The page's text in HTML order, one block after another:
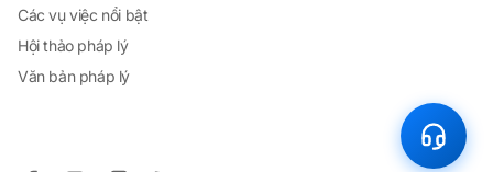
Các vụ việc nổi bật
Hội thảo pháp lý
Văn bản pháp lý